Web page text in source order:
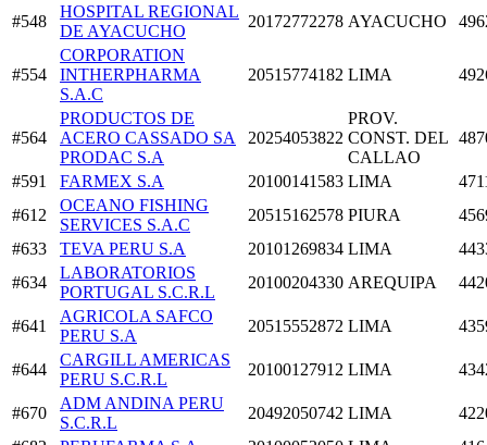
#548
HOSPITAL REGIONAL
DE AYACUCHO
20172772278 AYACUCHO
#554
CORPORATION
INTHERPHARMA
S.A.C
20515774182 LIMA
#564
PRODUCTOS DE
ACERO CASSADO SA
PRODAC S.A
20254053822
PROV.
CONST. DEL
CALLAO
#591 FARMEX S.A 20100141583 LIMA
#612
OCEANO FISHING
SERVICES S.A.C
20515162578 PIURA
#633
TEVA PERU S.A 20101269834 LIMA
#634
LABORATORIOS
PORTUGAL S.C.R.L
20100204330 AREQUIPA
#641
AGRICOLA SAFCO
PERU S.A
20515552872 LIMA
#644
CARGILL AMERICAS
PERU S.C.R.L
20100127912 LIMA
#670
ADM ANDINA PERU
S.C.R.L
20492050742 LIMA